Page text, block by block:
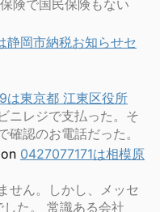
険で国民保険もない
岡市納税お知らせセ
は東京都 江東区役所
ニレジで支払った。そ
認のお電話だった。
on 0427077171は相模原
せん。しかし、メッセ
た。 常識ある会社